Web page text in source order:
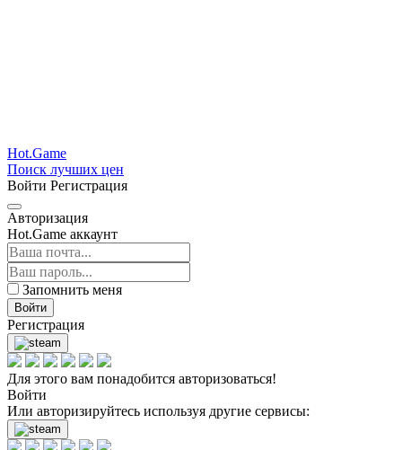
Hot.Game
Поиск лучших цен
Войти Регистрация
Авторизация
Hot.Game аккаунт
Запомнить меня
Войти
Регистрация
Для этого вам понадобится авторизоваться!
Войти
Или авторизируйтесь используя другие сервисы: